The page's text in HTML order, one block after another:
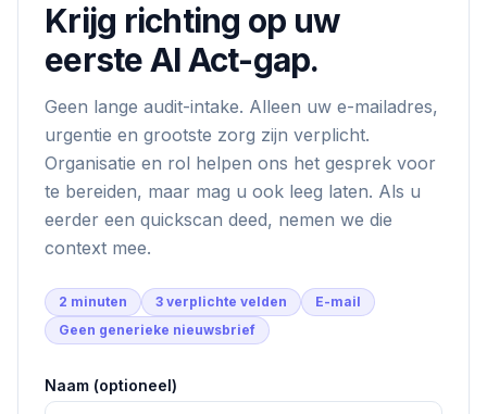
Krijg richting op uw
eerste AI Act-gap.
Geen lange audit-intake. Alleen uw e-mailadres,
urgentie en grootste zorg zijn verplicht.
Organisatie en rol helpen ons het gesprek voor
te bereiden, maar mag u ook leeg laten. Als u
eerder een quickscan deed, nemen we die
context mee.
2 minuten 3 verplichte velden
E-mail
Geen generieke nieuwsbrief
Naam (optioneel)